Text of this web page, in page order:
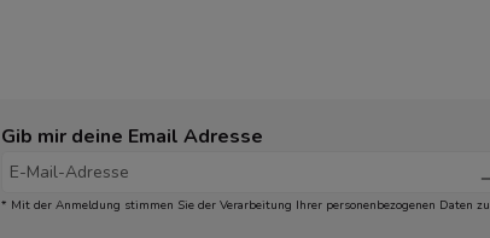
Gib mir deine Email Adresse
* Mit der Anmeldung stimmen Sie der Verarbeitung Ihrer personenbezogenen Daten zu